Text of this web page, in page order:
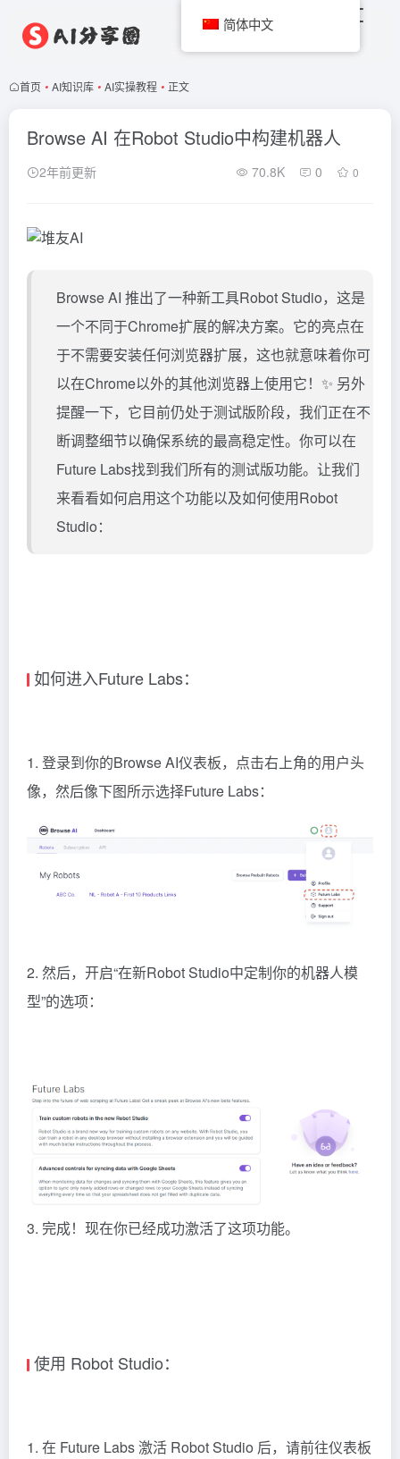
首页 • AI知识库 • AI实操教程 • 正文
Browse AI 在Robot Studio中构建机器人
2年前更新 70.8K 0 0
Browse AI 推出了一种新工具Robot Studio，这是
一个不同于Chrome扩展的解决方案。它的亮点在
于不需要安装任何浏览器扩展，这也就意味着你可
以在Chrome以外的其他浏览器上使用它！✨ 另外
提醒一下，它目前仍处于测试版阶段，我们正在不
断调整细节以确保系统的最高稳定性。你可以在
Future Labs找到我们所有的测试版功能。让我们
来看看如何启用这个功能以及如何使用Robot
Studio：
如何进入Future Labs：
1. 登录到你的Browse AI仪表板，点击右上角的用户头
像，然后像下图所示选择Future Labs：
2. 然后，开启“在新Robot Studio中定制你的机器人模
型”的选项：
3. 完成！现在你已经成功激活了这项功能。
使用 Robot Studio：
1. 在 Future Labs 激活 Robot Studio 后，请前往仪表板
简体中文